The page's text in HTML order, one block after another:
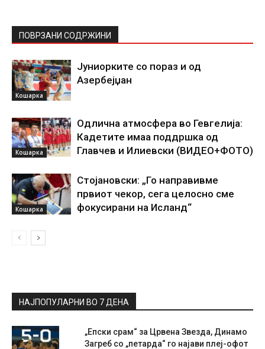
ПОВРЗАНИ СОДРЖИНИ
Кошарка
Јуниорките со пораз и од
Азербејџан
Кошарка
Одлична атмосфера во Гевгелија:
Кадетите имаа поддршка од
Главчев и Илиевски (ВИДЕО+ФОТО)
Кошарка
Стојановски: „Го направивме
првиот чекор, сега целосно сме
фокусирани на Исланд“
НАЈПОПУЛАРНИ ВО 7 ДЕНА
„Епски срам“ за Црвена Звезда, Динамо
Загреб со „петарда“ го најави плеј-офот